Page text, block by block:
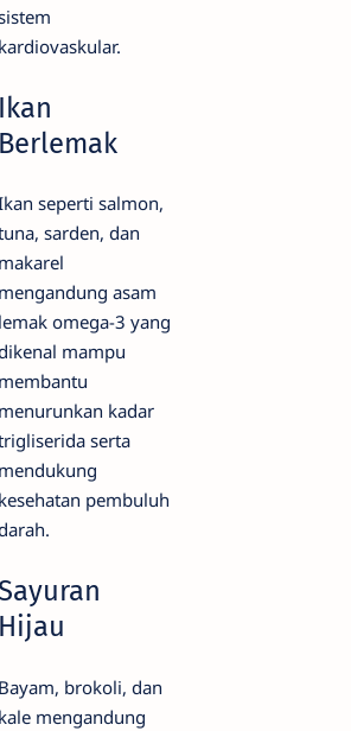
kardiovaskular.
Ikan
Berlemak
seperti salmon,
sarden, dan
makarel
mengandung asam
lemak omega-3 yang
mampu
membantu
menurunkan kadar
serta
mendukung
kesehatan pembuluh
Hijau
Bayam, brokoli, dan
kale mengandung